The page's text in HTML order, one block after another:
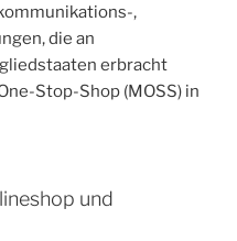
,
die an
erbracht
Stop-Shop (MOSS) in
und